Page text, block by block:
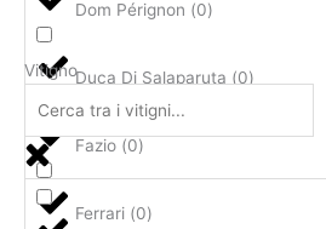
Dom Pérignon (0)
Duca Di Salaparuta (0)
Fazio (0)
Ferrari (0)
Vitigno